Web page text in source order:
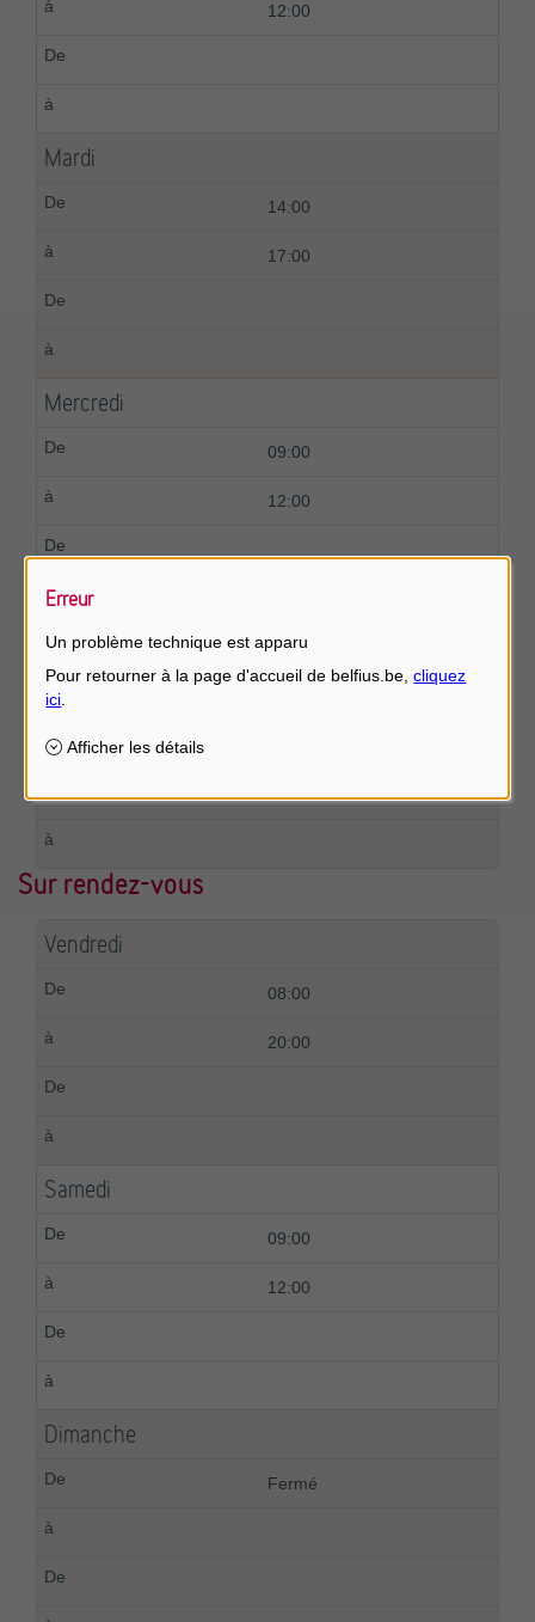
12:00
Mardi
14:00
17:00
Mercredi
09:00
12:00
Jeudi
Sur rendez-vous
Vendredi
08:00
20:00
Samedi
09:00
12:00
Dimanche
Fermé
Erreur
Un problème technique est apparu